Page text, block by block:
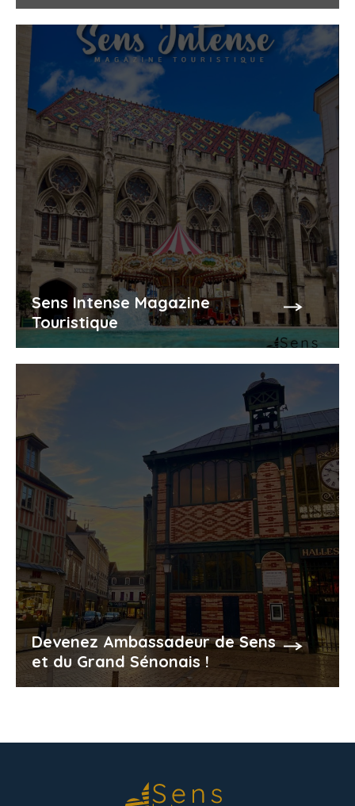
Sens Intense Magazine
Touristique
Devenez Ambassadeur de Sens
et du Grand Sénonais !